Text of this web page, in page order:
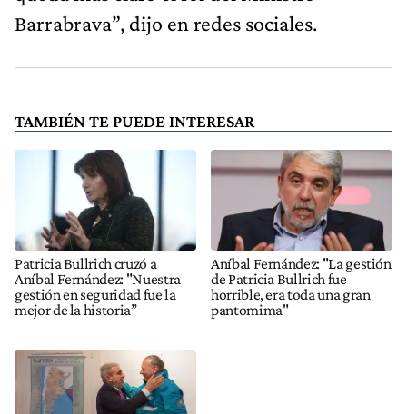
Barrabrava”, dijo en redes sociales.
TAMBIÉN TE PUEDE INTERESAR
Patricia Bullrich cruzó a
Aníbal Fernández: "Nuestra
gestión en seguridad fue la
mejor de la historia”
Aníbal Fernández: "La gestión
de Patricia Bullrich fue
horrible, era toda una gran
pantomima"